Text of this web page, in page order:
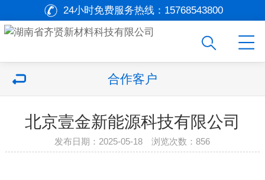
24小时免费服务热线： 15768543800
合作客户
北京壹金新能源科技有限公司
发布日期：2025-05-18 浏览次数：856